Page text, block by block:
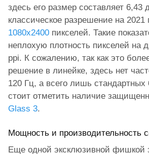
здесь его размер составляет
классическое разрешение на 2021
1080x2400 пикселей. Такие
неплохую плотность пикселей на
ppi. К сожалению, так как это
решение в линейке, здесь нет
120 Гц, а всего лишь стандартных
стоит отметить наличие
Glass 3.
Мощность и производительность
Еще одной эксклюзивной фишкой